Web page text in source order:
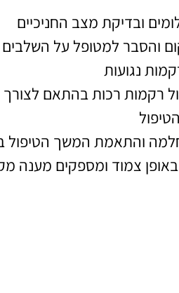
ובדיקת מצב החניכיים
והסבר למטופל על השלבים
נגועות
רקמות רכות בהתאם לצורך
והתאמת המשך הטיפול
צמוד ומספקים מענה